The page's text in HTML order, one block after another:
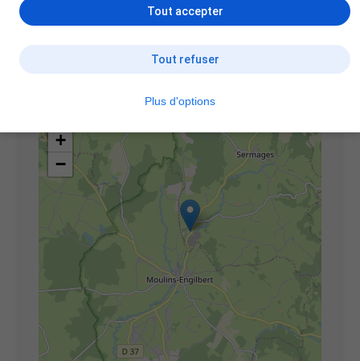
Localisation Piscinistes
Moulins-Engilbert
+
−
Tout refuser
Tout accepter
Plus d'options